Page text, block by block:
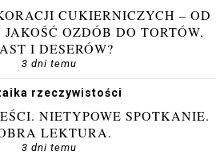
CUKIERNICZYCH – OD
OZDÓB DO TORTÓW,
I DESERÓW?
3 dni temu
rzeczywistości
NIETYPOWE SPOTKANIE.
LEKTURA.
3 dni temu